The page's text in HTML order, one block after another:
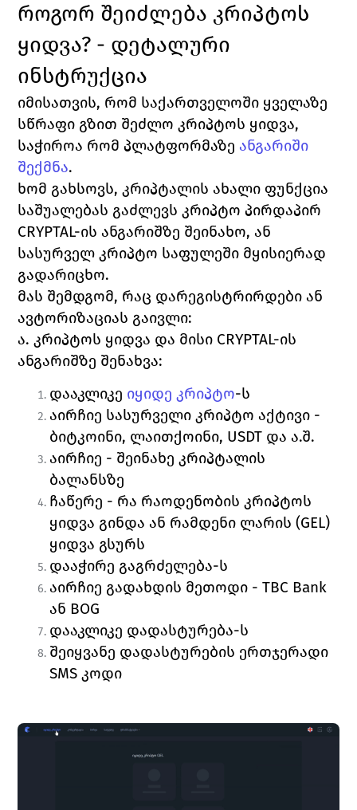
როგორ შეიძლება კრიპტოს
ყიდვა? - დეტალური
ინსტრუქცია
იმისათვის, რომ საქართველოში ყველაზე
სწრაფი გზით შეძლო კრიპტოს ყიდვა,
საჭიროა რომ პლატფორმაზე ანგარიში
შექმნა.
ხომ გახსოვს, კრიპტალის ახალი ფუნქცია
საშუალებას გაძლევს კრიპტო პირდაპირ
CRYPTAL-ის ანგარიშზე შეინახო, ან
სასურველ კრიპტო საფულეში მყისიერად
გადარიცხო.
მას შემდგომ, რაც დარეგისტრირდები ან
ავტორიზაციას გაივლი:
ა. კრიპტოს ყიდვა და მისი CRYPTAL-ის
ანგარიშზე შენახვა:
დააკლიკე იყიდე კრიპტო-ს
აირჩიე სასურველი კრიპტო აქტივი -
ბიტკოინი, ლაითქოინი, USDT და ა.შ.
აირჩიე - შეინახე კრიპტალის
ბალანსზე
ჩაწერე - რა რაოდენობის კრიპტოს
ყიდვა გინდა ან რამდენი ლარის (GEL)
ყიდვა გსურს
დააჭირე გაგრძელება-ს
აირჩიე გადახდის მეთოდი - TBC Bank
ან BOG
დააკლიკე დადასტურება-ს
შეიყვანე დადასტურების ერთჯერადი
SMS კოდი